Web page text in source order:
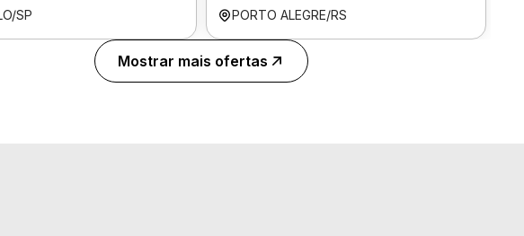
SP PORTO ALEGRE/RS
Mostrar mais ofertas